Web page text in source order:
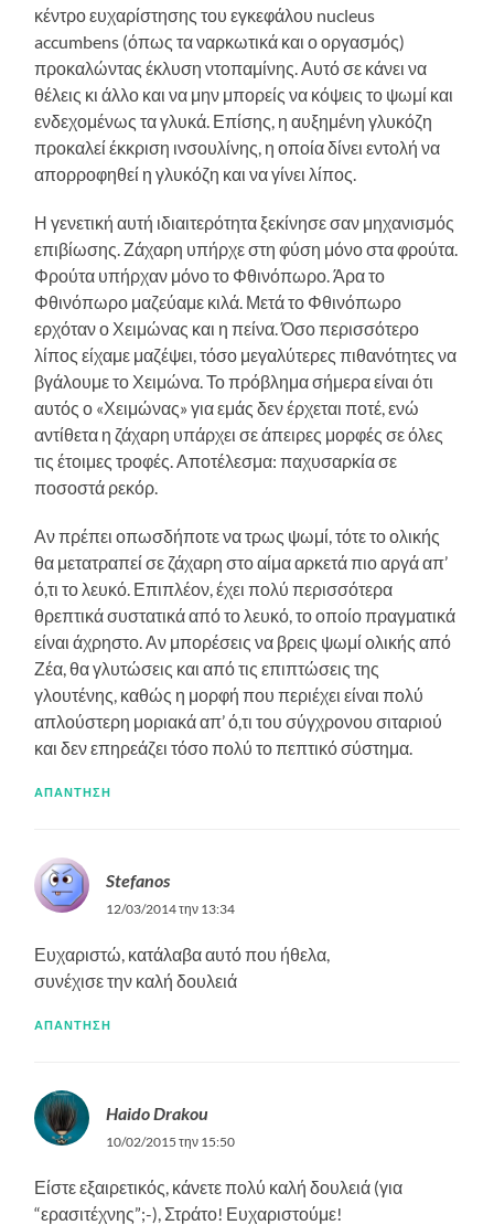
κέντρο ευχαρίστησης του εγκεφάλου nucleus
accumbens (όπως τα ναρκωτικά και ο οργασμός)
προκαλώντας έκλυση ντοπαμίνης. Αυτό σε κάνει να
θέλεις κι άλλο και να μην μπορείς να κόψεις το ψωμί και
ενδεχομένως τα γλυκά. Επίσης, η αυξημένη γλυκόζη
προκαλεί έκκριση ινσουλίνης, η οποία δίνει εντολή να
απορροφηθεί η γλυκόζη και να γίνει λίπος.
Η γενετική αυτή ιδιαιτερότητα ξεκίνησε σαν μηχανισμός
επιβίωσης. Ζάχαρη υπήρχε στη φύση μόνο στα φρούτα.
Φρούτα υπήρχαν μόνο το Φθινόπωρο. Άρα το
Φθινόπωρο μαζεύαμε κιλά. Μετά το Φθινόπωρο
ερχόταν ο Χειμώνας και η πείνα. Όσο περισσότερο
λίπος είχαμε μαζέψει, τόσο μεγαλύτερες πιθανότητες να
βγάλουμε το Χειμώνα. Το πρόβλημα σήμερα είναι ότι
αυτός ο «Χειμώνας» για εμάς δεν έρχεται ποτέ, ενώ
αντίθετα η ζάχαρη υπάρχει σε άπειρες μορφές σε όλες
τις έτοιμες τροφές. Αποτέλεσμα: παχυσαρκία σε
ποσοστά ρεκόρ.
Αν πρέπει οπωσδήποτε να τρως ψωμί, τότε το ολικής
θα μετατραπεί σε ζάχαρη στο αίμα αρκετά πιο αργά απ’
ό,τι το λευκό. Επιπλέον, έχει πολύ περισσότερα
θρεπτικά συστατικά από το λευκό, το οποίο πραγματικά
είναι άχρηστο. Αν μπορέσεις να βρεις ψωμί ολικής από
Ζέα, θα γλυτώσεις και από τις επιπτώσεις της
γλουτένης, καθώς η μορφή που περιέχει είναι πολύ
απλούστερη μοριακά απ’ ό,τι του σύγχρονου σιταριού
και δεν επηρεάζει τόσο πολύ το πεπτικό σύστημα.
ΑΠΆΝΤΗΣΗ
Stefanos
12/03/2014 την 13:34
Ευχαριστώ, κατάλαβα αυτό που ήθελα,
συνέχισε την καλή δουλειά
ΑΠΆΝΤΗΣΗ
Haido Drakou
10/02/2015 την 15:50
Είστε εξαιρετικός, κάνετε πολύ καλή δουλειά (για
“ερασιτέχνης”;-), Στράτο! Ευχαριστούμε!